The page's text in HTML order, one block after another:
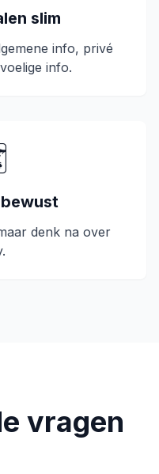
slim
info, privé
info.
denk na over
vragen